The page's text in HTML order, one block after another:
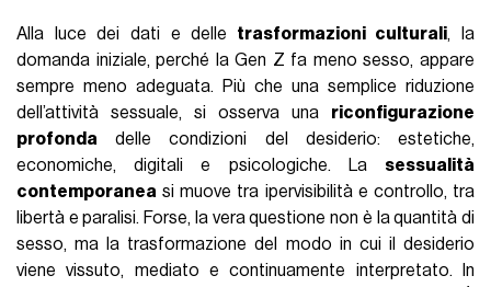
Alla luce dei dati e delle trasformazioni culturali, la
domanda iniziale, perché la Gen Z fa meno sesso, appare
sempre meno adeguata. Più che una semplice riduzione
dell’attività sessuale, si osserva una riconfigurazione
profonda delle condizioni del desiderio: estetiche,
economiche, digitali e psicologiche. La sessualità
contemporanea si muove tra ipervisibilità e controllo, tra
libertà e paralisi. Forse, la vera questione non è la quantità di
sesso, ma la trasformazione del modo in cui il desiderio
viene vissuto, mediato e continuamente interpretato. In